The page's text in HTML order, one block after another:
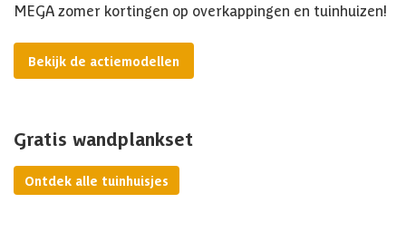
MEGA zomer kortingen op overkappingen en tuinhuizen!
Bekijk de actiemodellen
Gratis wandplankset
Ontdek alle tuinhuisjes